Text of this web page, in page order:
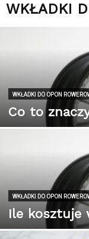
WKŁADKI
WKŁADKI DO OPON
Co to
WKŁADKI DO OPON
Ile kosztuje